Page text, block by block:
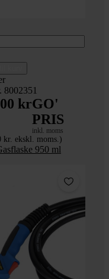
8002351
krGO'
PRIS
inkl. moms
kr. ekskl. moms.)
950 ml